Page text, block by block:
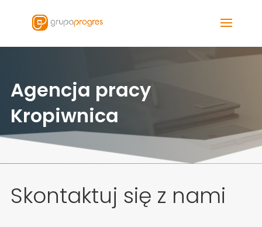
Agencja pracy
Kropiwnica
Skontaktuj się z nami